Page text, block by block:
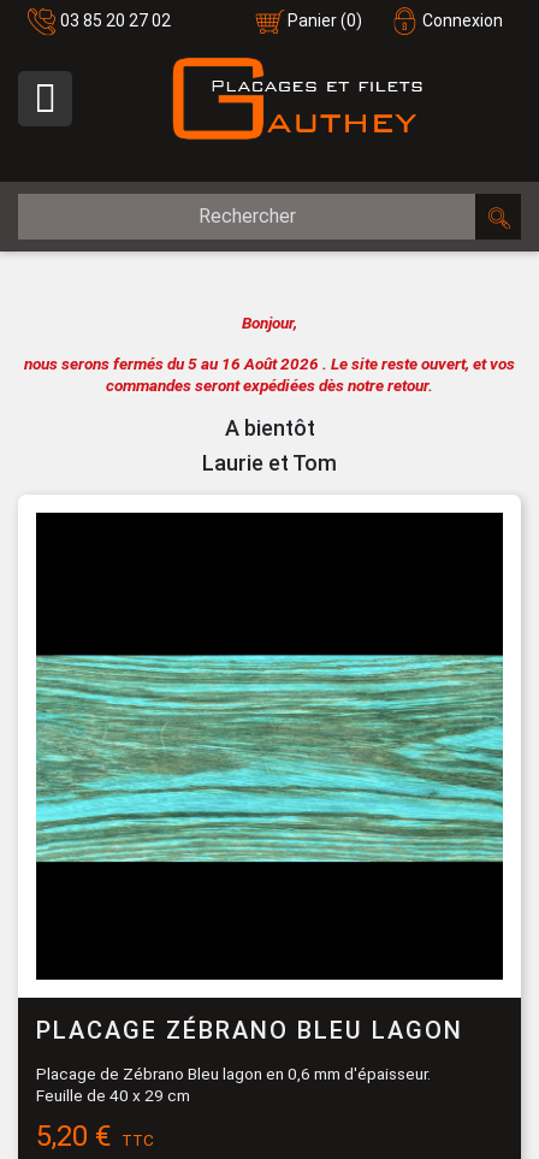
03 85 20 27 02 Connexion
Panier(0)

Bonjour,
nous serons fermés du 5 au 16 Août 2026 . Le site reste ouvert, et vos
commandes seront expédiées dès notre retour.
A bientôt
Laurie et Tom
PLACAGE ZÉBRANO BLEU LAGON
Placage de Zébrano Bleu lagon en 0,6 mm d'épaisseur.
Feuille de 40 x 29 cm
5,20 € TTC